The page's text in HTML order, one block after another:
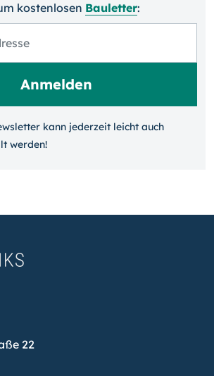
kosten­losen Bauletter:
kann jeder­zeit leicht auch
werden!
22